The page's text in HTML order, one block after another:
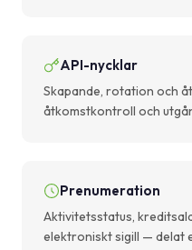
API-nycklar
Skapande, rotation och
åtkomstkontroll och
Prenumeration
Aktivitetsstatus,
elektroniskt sigill — delat